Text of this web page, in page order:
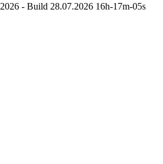
2026 - Build 28.07.2026 16h-17m-05s